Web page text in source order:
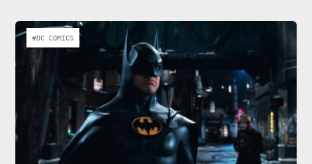
#DC COMICS